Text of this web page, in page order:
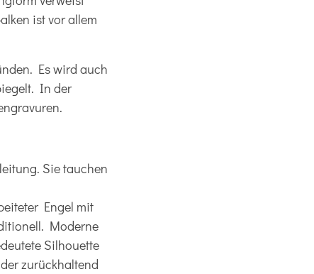
ist vor allem
Es wird auch
In der
Sie tauchen
Engel mit
Moderne
Silhouette
zurückhaltend